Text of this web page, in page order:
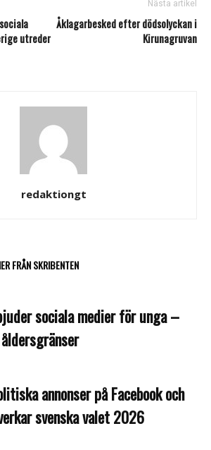
utreder
Nästa artikel
Åklagarbesked efter dödsolyckan i
Kirunagruvan
redaktiongt
FRÅN SKRIBENTEN
sociala medier för unga –
annonser på Facebook och
svenska valet 2026